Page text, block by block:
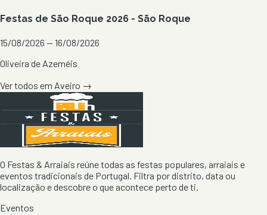
Festas de São Roque 2026 - São Roque
15/08/2026 — 16/08/2026
Oliveira de Azeméis
Ver todos em Aveiro →
O Festas & Arraiais reúne todas as festas populares, arraiais e
eventos tradicionais de Portugal. Filtra por distrito, data ou
localização e descobre o que acontece perto de ti.
Eventos